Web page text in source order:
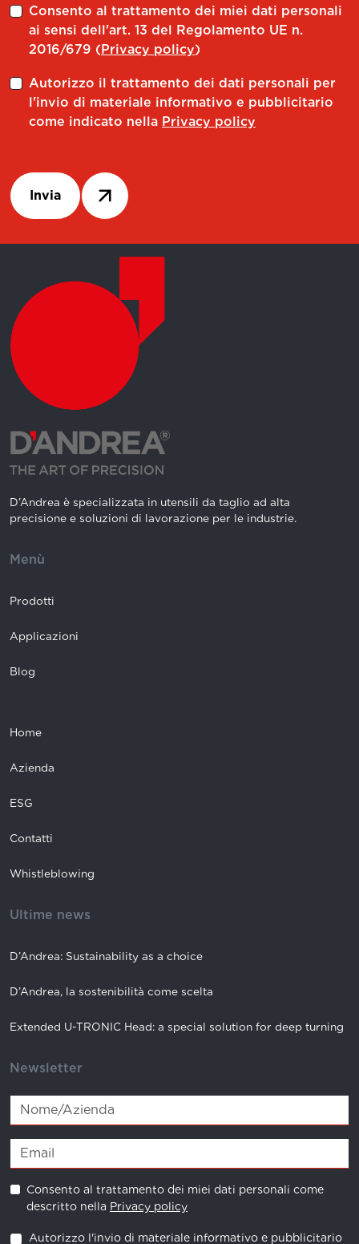
Consento al trattamento dei miei dati personali
ai sensi dell'art. 13 del Regolamento UE n.
2016/679 (Privacy policy)
Autorizzo il trattamento dei dati personali per
l'invio di materiale informativo e pubblicitario
come indicato nella Privacy policy
Invia
D’Andrea è specializzata in utensili da taglio ad alta
precisione e soluzioni di lavorazione per le industrie.
Menù
Prodotti
Applicazioni
Blog
Home
Azienda
ESG
Contatti
Whistleblowing
Ultime news
D’Andrea: Sustainability as a choice
D’Andrea, la sostenibilità come scelta
Extended U-TRONIC Head: a special solution for deep turning
Newsletter
Consento al trattamento dei miei dati personali come
descritto nella Privacy policy
Autorizzo l'invio di materiale informativo e pubblicitario